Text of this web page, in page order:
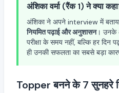
अंशिका वर्मा (रैंक 1) ने क्या
अंशिका ने अपने interview में
नियमित पढ़ाई और अनुशासन। उनके
परीक्षा के समय नहीं, बल्कि हर दिन
ही उनकी सफलता का सबसे बड़ा
Topper बनने के 7 सुनहरे